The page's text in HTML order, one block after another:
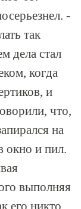
-
так
дела стал
когда
и
что,
на
окно и пил.
выполняя
его никто